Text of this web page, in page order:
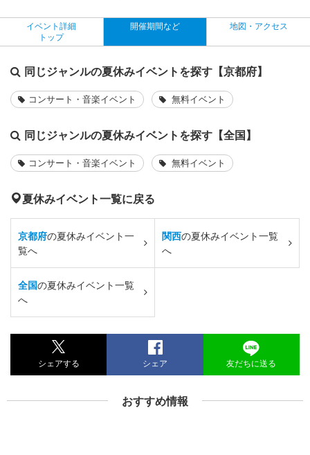
イベント詳細
トップ
開催期間など 地図・アクセス
同じジャンルの夏休みイベントを探す【京都府】
コンサート・音楽イベント 無料イベント
同じジャンルの夏休みイベントを探す【全国】
コンサート・音楽イベント 無料イベント
夏休みイベント一覧に戻る
京都府の夏休みイベント一
覧へ
関西の夏休みイベント一覧
へ
全国の夏休みイベント一覧
へ
シェアする シェア 友だちに送る
おすすめ情報